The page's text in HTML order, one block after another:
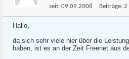
seit: 09.09.2008 Beiträge: 2
Hallo,
da sich sehr viele hier über die
haben, ist es an der Zeit Freenet aus